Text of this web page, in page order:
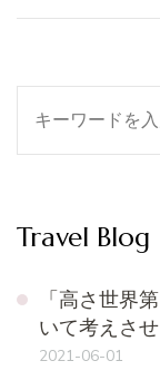
Travel Blog
「高さ世界
いて考えさせ
2021-06-01